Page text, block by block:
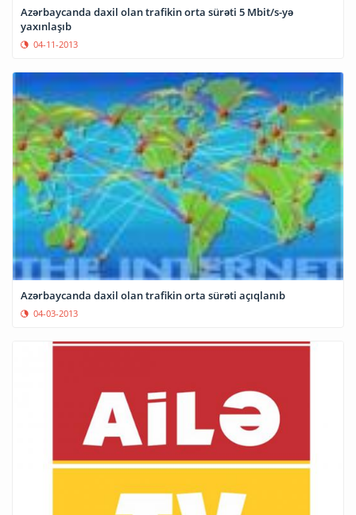
Azərbaycanda daxil olan trafikin orta sürəti 5 Mbit/s-yə
yaxınlaşıb
04-11-2013
Azərbaycanda daxil olan trafikin orta sürəti açıqlanıb
04-03-2013